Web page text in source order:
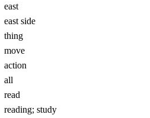
east
east side
thing
move
action
all
read
reading; study